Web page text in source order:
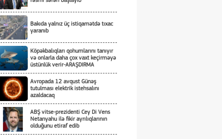
Bakıda yalnız üç istiqamətdə tıxac
yaranıb
Köpəkbalıqları qohumlarını tanıyır
və onlarla daha çox vaxt keçirməyə
üstünlük verir-ARAŞDIRMA
Avropada 12 avqust Günəş
tutulması elektrik istehsalını
azaldacaq
ABŞ vitse-prezidenti Cey Di Vens
Netanyahu ilə fikir ayrılıqlarının
olduğunu etiraf edib